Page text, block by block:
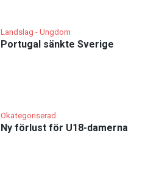
Landslag - Ungdom
Portugal sänkte Sverige
Okategoriserad
Ny förlust för U18-damerna